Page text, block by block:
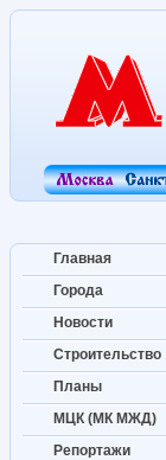
Главная
Города
Новости
Строительство
Планы
МЦК (МК МЖД)
Репортажи